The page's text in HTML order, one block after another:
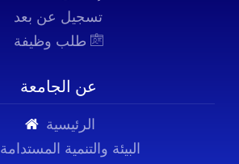
تسجيل عن بعد
عن الجامعة
الرئيسية
البيئة والتنمية المستدامة